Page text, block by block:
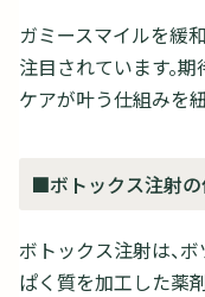
ガミースマイルを緩
注目されています。
ケアが叶う仕組みを
■ボトックス注射
ボトックス注射は、
ぱく質を加工した薬